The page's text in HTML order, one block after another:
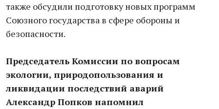
также обсудили подготовку новых программ
Союзного государства в сфере обороны и
безопасности.
Председатель Комиссии по вопросам
экологии, природопользования и
ликвидации последствий аварий
Александр Попков напомнил